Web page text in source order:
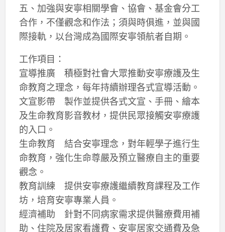
五、加強與安寧相關學會、協會、基金會分工
合作，不僅觀念和作法；須與時俱進，並與國
際接軌，以台灣成為國際安寧領航者自期。
工作項目：
宣導推廣 積極對社會大眾推動安寧療護及生
命教育之理念，每年持續辦理各式宣導活動。
文宣影帶 製作並提供各式文宣、手冊、繪本
及生命教育影音教材，提供民眾接觸安寧療護
的入口。
生命教育 結合安寧理念，對年輕學子進行生
命教育，強化生命尊嚴及預立醫療自主的重要
觀念。
教育訓練 提供安寧療護繼續教育課程及工作
坊，培育安寧專業人員。
經濟補助 針對不同病家需求提供醫療費用補
助、住院及居家看護費、安寧居家交通費及急